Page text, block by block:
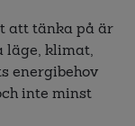
att tänka på är
läge, klimat,
energibehov
inte minst